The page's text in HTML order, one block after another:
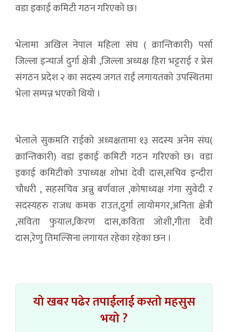
वडा इकाई कमिटी गठन गरिएको छ।
भेलामा अखिल नेपाल महिला संघ ( क्रान्तिकारी) पर्सा
जिल्ला इन्चार्ज दुर्गा क्षेत्री ,जिल्ला अध्यक्ष हिरा भट्टराई र प्रेस
संगठन प्रदेश २ का सदस्य जगत राई लगायतको उपस्थितमा
भेला सम्पन्न भएको थियो ।
भेलाले सुकमति राईको अध्यक्षतामा १३ सदस्य अनेम संघ(
क्रान्तिकारी) वडा इकाई कमिटी गठन गरिएको छ। वडा
इकाई कमिटीको उपाध्यक्ष शोभा देवी दास,सचिव इन्दीरा
चौधरी , सहसचिव अन्नु बर्णवाल ,कोषाध्यक्ष गंगा सुवेदी र
सदस्यहरु राजध कमक राउत,दुर्गा लायोमगर,अनिता क्षेत्री
,सविता फुयाल,किरण दास,कविता ज‍ोशी,गीता देवी
दास,रेणु तिमल्सिना लगायत रहेका रहेका छन ।
यो खबर पढेर तपाईलाई कस्तो महसुस
भयो ?